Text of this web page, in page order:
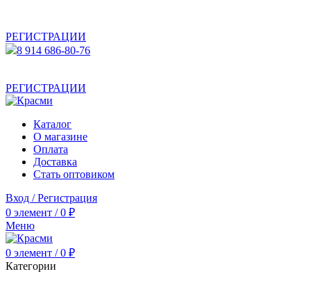
РЕГИСТРАЦИИ
8 914 686-80-76
РЕГИСТРАЦИИ
Каталог
О магазине
Оплата
Доставка
Стать оптовиком
Вход / Регистрация
0 элемент / 0 ₽
Меню
0 элемент / 0 ₽
Категории